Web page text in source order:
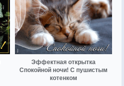
Эффектная открытка
Спокойной ночи! С пушистым
котенком